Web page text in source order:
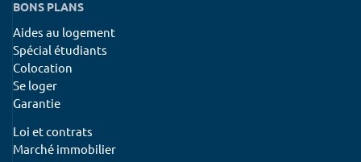
BONS PLANS
Aides au logement
Spécial étudiants
Colocation
Se loger
Garantie
Loi et contrats
Marché immobilier